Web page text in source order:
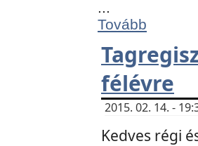
...
Tovább
félévre
2015. 02. 14. -
Kedves régi